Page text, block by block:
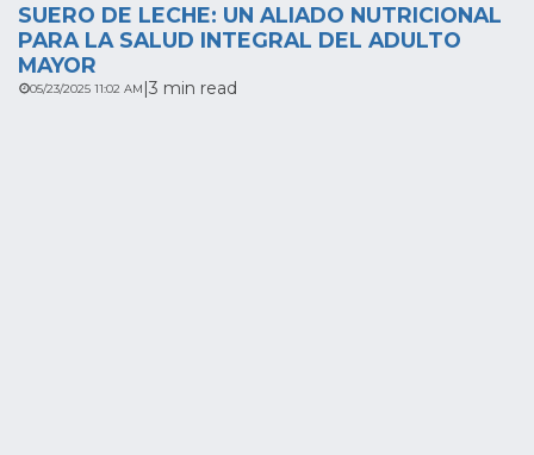
SUERO DE LECHE: UN ALIADO NUTRICIONAL
PARA LA SALUD INTEGRAL DEL ADULTO
MAYOR
05/23/2025 11:02 AM |3 min read